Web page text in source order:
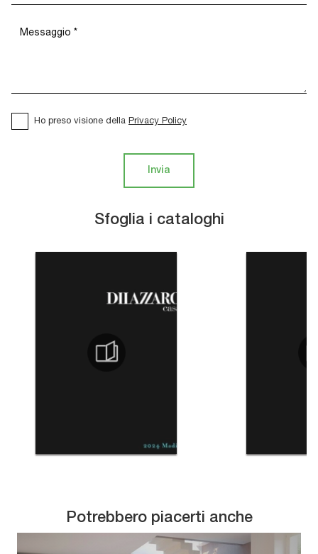
Sfoglia i cataloghi
Ho preso visione della Privacy Policy
Invia
Potrebbero piacerti anche